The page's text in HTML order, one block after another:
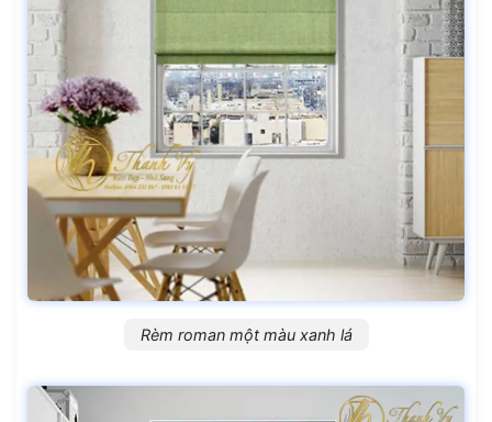
Rèm roman một màu xanh lá